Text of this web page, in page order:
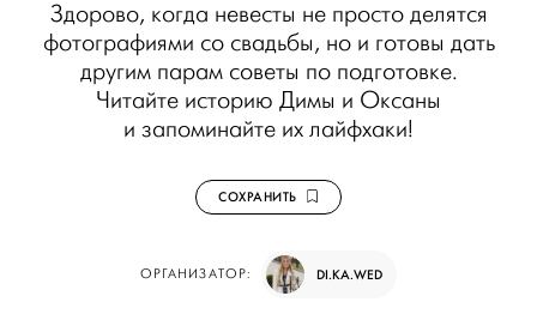
Здорово, когда невесты не просто делятся
фотографиями со свадьбы, но и готовы дать
другим парам советы по подготовке.
Читайте историю Димы и Оксаны
и запоминайте их лайфхаки!
СОХРАНИТЬ
ОРГАНИЗАТОР: DI.KA.WED